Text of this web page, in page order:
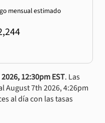
mensual estimado
12:30pm EST. Las
August 7th 2026, 4:26pm
al día con las tasas